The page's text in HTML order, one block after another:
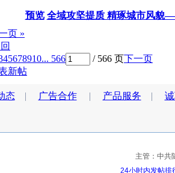
预览 全域攻坚提质 精琢城市风貌
页 »
45678910... 566 / 566 页下一页
新帖
态| 广告合作| 产品服务 |
主管：中
24小时内发帖排